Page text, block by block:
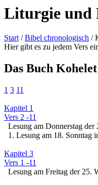
Liturgie und
Start/Bibel chronologisch /
Hier gibt es zu jedem Vers
Das Buch Kohelet
1 3 11
Kapitel 1
Vers 2 -11
Lesung am Donnerstag der
1. Lesung am 18. Sonntag
Kapitel 3
Vers 1 -11
Lesung am Freitag der 25.